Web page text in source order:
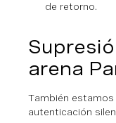
de retorno.
arena
También
autenticación